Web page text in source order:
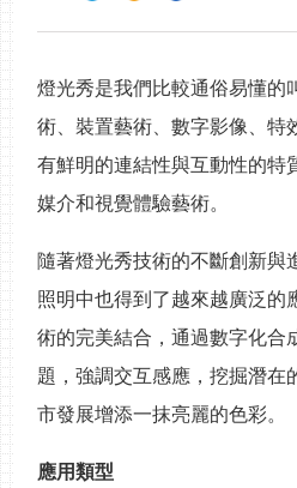
燈光秀是我們比較通俗易懂的
術、裝置藝術、數字影像、特
有鮮明的連結性與互動性的特
媒介和視覺體驗藝術。
隨著燈光秀技術的不斷創新與
照明中也得到了越來越廣泛的
術的完美結合，通過數字化合
題，強調交互感應，挖掘潛在
市發展增添一抹亮麗的色彩。
應用類型